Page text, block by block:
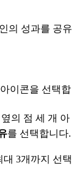
의 성과를 공유
아이콘을 선택합
의 점 세 개 아
를 선택합니다.
3개까지 선택